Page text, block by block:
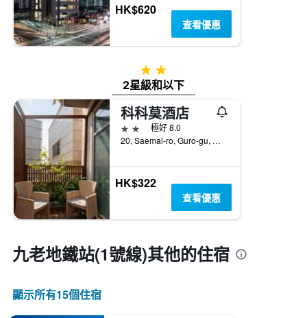
HK$620
查看優惠
2星級
2星級和以下
科科莫酒店
2星級
極好 8.0
20, Saemal-ro, Guro-gu, 首爾, 韓國
HK$322
查看優惠
九老地鐵站(1號線)​其他的住宿
顯示所有15​個住宿